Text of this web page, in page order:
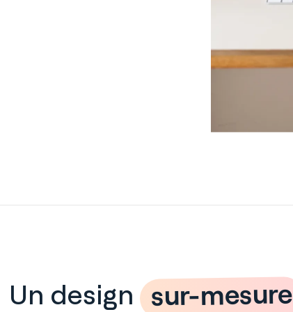
Un design sur-mesure